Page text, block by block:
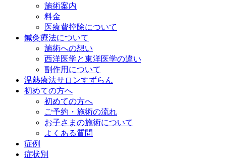
施術案内
料金
医療費控除について
鍼灸療法について
施術への想い
西洋医学と東洋医学の違い
副作用について
温熱療法サロンすずらん
初めての方へ
初めての方へ
ご予約・施術の流れ
お子さまの施術について
よくある質問
症例
症状別